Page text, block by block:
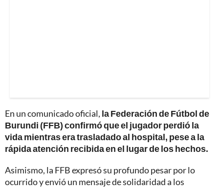
En un comunicado oficial, la Federación de Fútbol de
Burundi (FFB) confirmó que el jugador perdió la
vida mientras era trasladado al hospital, pese a la
rápida atención recibida en el lugar de los hechos.
Asimismo, la FFB expresó su profundo pesar por lo
ocurrido y envió un mensaje de solidaridad a los